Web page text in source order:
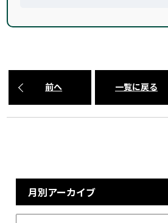
前へ 一覧に戻る
月別アーカイブ